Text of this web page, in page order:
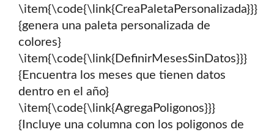
\item{\code{\link{CreaPaletaPersonalizada}}}
{genera una paleta personalizada de
colores}
\item{\code{\link{DefinirMesesSinDatos}}}
{Encuentra los meses que tienen datos
dentro en el año}
\item{\code{\link{AgregaPoligonos}}}
{Incluye una columna con los poligonos de